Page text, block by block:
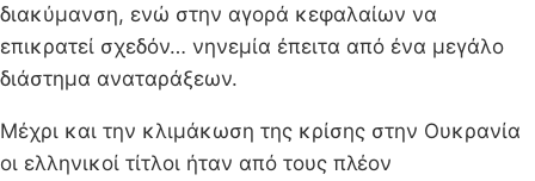
διακύμανση, ενώ στην αγορά κεφαλαίων να
επικρατεί σχεδόν… νηνεμία έπειτα από ένα μεγάλο
διάστημα αναταράξεων.
Μέχρι και την κλιμάκωση της κρίσης στην Ουκρανία
οι ελληνικοί τίτλοι ήταν από τους πλέον